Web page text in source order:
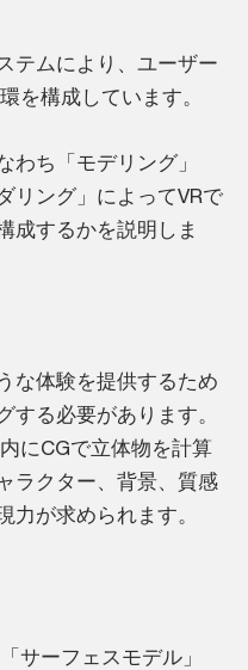
テムにより、ユーザー
を構成しています。
わち「モデリング」
リング」によってVRで
成するかを説明しま
な体験を提供するため
する必要があります。
にCGで立体物を計算
ラクター、背景、質感
力が求められます。
サーフェスモデル」